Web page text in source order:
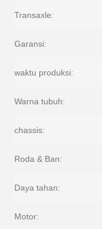
Transaxle:
Garansi:
waktu produksi:
Warna tubuh:
chassis:
Roda & Ban:
Daya tahan:
Motor: